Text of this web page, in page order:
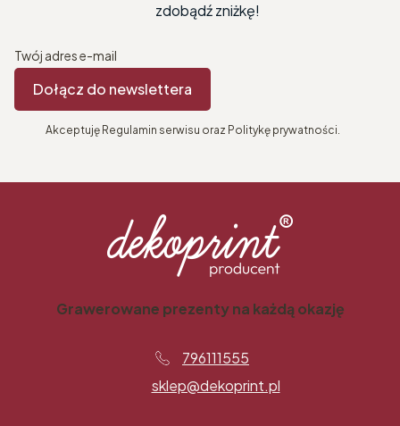
zdobądź zniżkę!
Twój adres e-mail
Dołącz do newslettera
Akceptuję Regulamin serwisu oraz Politykę prywatności.
Grawerowane prezenty na każdą okazję
796111555
sklep@dekoprint.pl